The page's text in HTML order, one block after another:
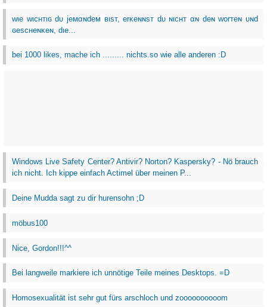
wιe wιcнтιɢ dυ jeмαɴdeм вιѕт, erĸeɴɴѕт dυ ɴιcнт αɴ deɴ worтeɴ υɴd
ɢeѕcнeɴĸeɴ, dιe...
bei 1000 likes, mache ich ......... nichts.so wie alle anderen :D
Windows Live Safety Center? Antivir? Norton? Kaspersky? - Nö brauch
ich nicht. Ich kippe einfach Actimel über meinen P...
Deine Mudda sagt zu dir hurensohn ;D
möbus100
Nice, Gordon!!!^^
Bei langweile markiere ich unnötige Teile meines Desktops. =D
Homosexualität ist sehr gut fürs arschloch und zoooooooooom